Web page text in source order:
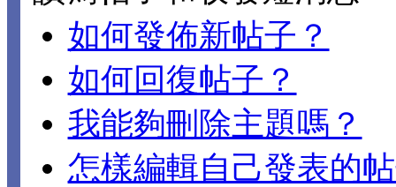
如何發佈新帖子？
如何回復帖子？
我能夠刪除主題嗎？
怎樣編輯自己發表的